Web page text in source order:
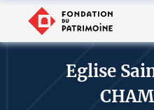
Eglise